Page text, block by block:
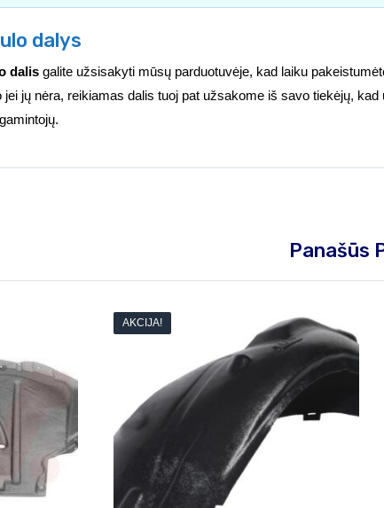
dalys
dalis galite užsisakyti mūsų parduotuvėje, kad laiku
jei jų nėra, reikiamas dalis tuoj pat užsakome iš savo tiekėjų,
Panašūs
AKCIJA!